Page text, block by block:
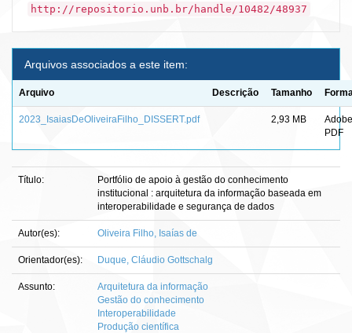
http://repositorio.unb.br/handle/10482/48937
Arquivos associados a este item:
Arquivo Descrição Tamanho
2023_IsaiasDeOliveiraFilho_DISSERT.pdf 2,93 MB
Adobe
PDF
Título:
Portfólio de apoio à gestão do conhecimento
institucional : arquitetura da informação baseada em
interoperabilidade e segurança de dados
Autor(es): Oliveira Filho, Isaías de
Orientador(es): Duque, Cláudio Gottschalg
Assunto:
Arquitetura da informação
Gestão do conhecimento
Interoperabilidade
Produção científica